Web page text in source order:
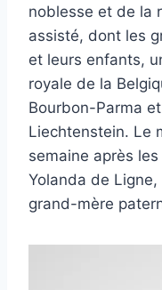
noblesse et de la
assisté, dont les
et leurs enfants,
royale de la
Bourbon-Parma
Liechtenstein. Le
semaine après
Yolanda de Ligne,
grand-mère